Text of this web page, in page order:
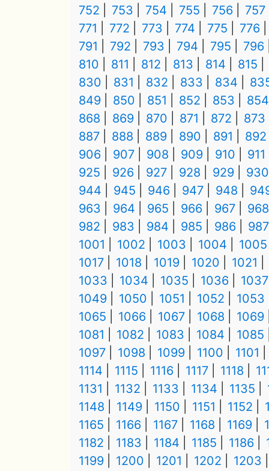
752
753 754 755 756
757
771
772 773 774 775
776
791
792 793 794 795
796
810
811 812 813 814
815
830
831 832 833 834
849
850 851 852 853
854
868
869 870 871 872
873
887
888 889 890 891
892
906
907 908 909 910
911
925
926 927 928 929
930
944
945 946 947 948
963
964 965 966 967
968
982
983 984 985 986
987
1001
1002 1003 1004
1005
1017
1018 1019 1020
1021
1033
1034 1035 1036
1037
1049
1050 1051 1052
1053
1065
1066 1067 1068
1069
1081
1082 1083 1084
1085
1097
1098 1099 1100
1101
1114
1115 1116 1117 1118
1131
1132 1133 1134 1135
1148
1149 1150 1151 1152
1165
1166 1167 1168 1169
1182
1183 1184 1185 1186
1199
1200 1201 1202
1203